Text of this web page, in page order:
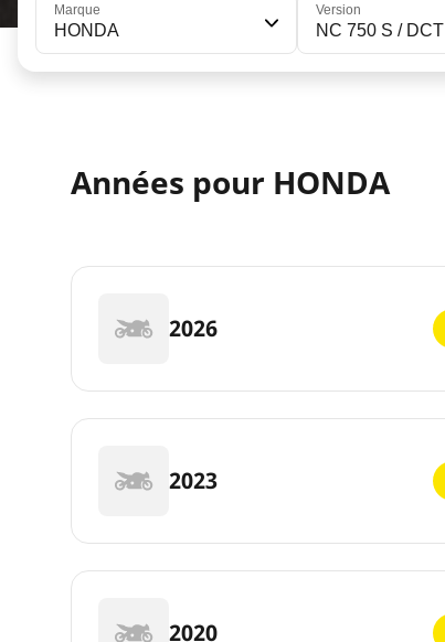
Marque
HONDA
Version
NC 750 S / DCT
Années pour HONDA
2026
2023
2020